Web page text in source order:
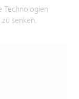
Technologien
senken.